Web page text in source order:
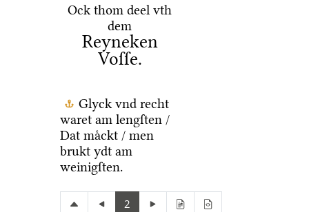
Ock thom deel vth
dem
Reyneken
Voſſe.
Glyck vnd recht
waret am lengſten /
Dat maͤckt / men
brukt ydt am
weinigſten.
2